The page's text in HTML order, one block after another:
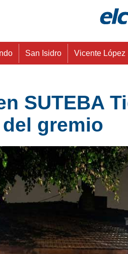
San Isidro Vicente López
SUTEBA
gremio